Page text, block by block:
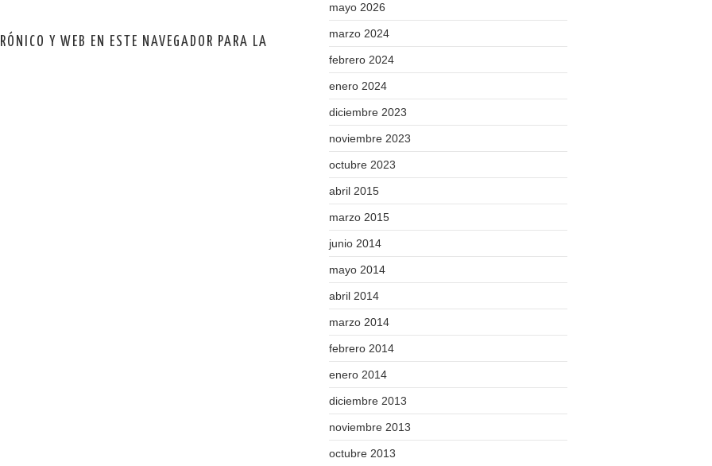
Y WEB EN ESTE NAVEGADOR PARA LA
mayo 2026
marzo 2024
febrero 2024
enero 2024
diciembre 2023
noviembre 2023
octubre 2023
abril 2015
marzo 2015
junio 2014
mayo 2014
abril 2014
marzo 2014
febrero 2014
enero 2014
diciembre 2013
noviembre 2013
octubre 2013